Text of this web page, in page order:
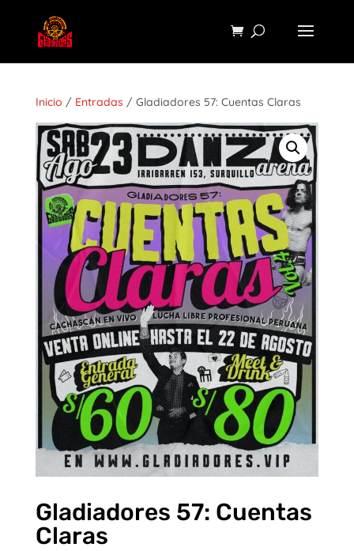
Inicio / Entradas / Gladiadores 57: Cuentas Claras
Gladiadores 57: Cuentas
Claras